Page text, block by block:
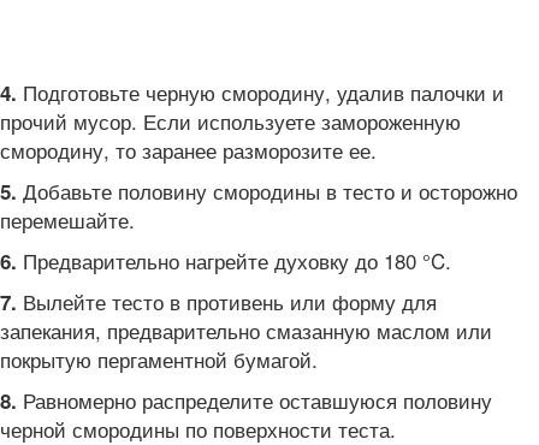
4. Подготовьте черную смородину, удалив палочки и
прочий мусор. Если используете замороженную
смородину, то заранее разморозите ее.
5. Добавьте половину смородины в тесто и осторожно
перемешайте.
6. Предварительно нагрейте духовку до 180 °C.
7. Вылейте тесто в противень или форму для
запекания, предварительно смазанную маслом или
покрытую пергаментной бумагой.
8. Равномерно распределите оставшуюся половину
черной смородины по поверхности теста.